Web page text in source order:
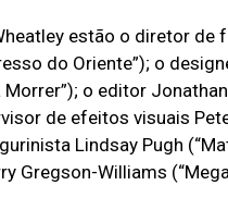
estão o diretor de
do Oriente”); o
o editor
de efeitos visuais
Lindsay Pugh
Gregson-Williams